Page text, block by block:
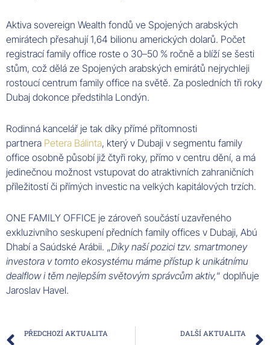
Aktiva sovereign Wealth fondů ve Spojených arabských
emirátech přesahují 1,64 bilionu amerických dolarů. Počet
registrací family office roste o 30–50 % ročně a blíží se šesti
stům, což dělá ze Spojených arabských emirátů nejrychleji
rostoucí centrum family office na světě. Za posledních tři roky
Dubaj dokonce předstihla Londýn.
Rodinná kancelář je tak díky přímé přítomnosti
partnera Petera Bálinta, který v Dubaji v segmentu family
office osobně působí již čtyři roky, přímo v centru dění, a má
jedinečnou možnost vstupovat do atraktivních zahraničních
příležitostí či přímých investic na velkých kapitálových trzích.
ONE FAMILY OFFICE je zároveň součástí uzavřeného
exkluzivního seskupení předních family offices v Dubaji, Abú
Dhabí a Saúdské Arábii. „Díky naší pozici tzv. smartmoney
investora v tomto ekosystému máme přístup k unikátnímu
dealflow i těm nejlepším světovým správcům aktiv,“ doplňuje
Jaroslav Havel.
Prev
PŘEDCHOZÍ AKTUALITA DALŠÍ AKTUALITA